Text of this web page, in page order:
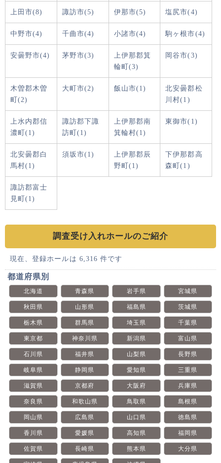
調査受け入れホールのご紹介
現在、登録ホールは 6,316 件です
都道府県別
北海道 青森県 岩手県 宮城県
秋田県 山形県 福島県 茨城県
栃木県 群馬県 埼玉県 千葉県
東京都 神奈川県 新潟県 富山県
石川県 福井県 山梨県 長野県
岐阜県 静岡県 愛知県 三重県
滋賀県 京都府 大阪府 兵庫県
奈良県 和歌山県 鳥取県 島根県
岡山県 広島県 山口県 徳島県
香川県 愛媛県 高知県 福岡県
佐賀県 長崎県 熊本県 大分県
上田市(8) 諏訪市(5) 伊那市(5) 塩尻市(4)
中野市(4) 千曲市(4) 小諸市(4) 駒ヶ根市(4)
安曇野市(4) 茅野市(3)
上伊那郡箕
輪町(3)
岡谷市(3)
木曽郡木曽
町(2)
大町市(2) 飯山市(1)
北安曇郡松
川村(1)
上水内郡信
濃町(1)
諏訪郡下諏
訪町(1)
上伊那郡南
箕輪村(1)
東御市(1)
北安曇郡白
馬村(1)
須坂市(1)
上伊那郡辰
野町(1)
下伊那郡高
森町(1)
諏訪郡富士
見町(1)